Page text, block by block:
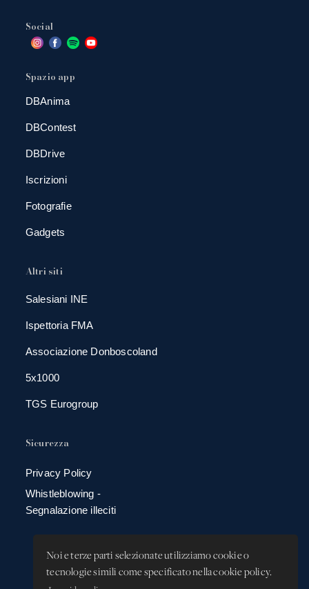
Noi e terze parti selezionate utilizziamo cookie o
tecnologie simili come specificato nella cookie policy.
Social
Spazio app
DBAnima
DBContest
DBDrive
Iscrizioni
Fotografie
Gadgets
Altri siti
Salesiani INE
Ispettoria FMA
Associazione Donboscoland
5x1000
TGS Eurogroup
Sicurezza
Privacy Policy
Whistleblowing -
Segnalazione illeciti